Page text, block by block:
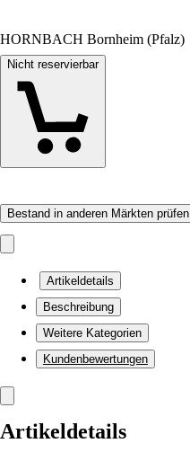
HORNBACH Bornheim (Pfalz)
Nicht reservierbar
Bestand in anderen Märkten prüfen
Artikeldetails
Beschreibung
Weitere Kategorien
Kundenbewertungen
Artikeldetails